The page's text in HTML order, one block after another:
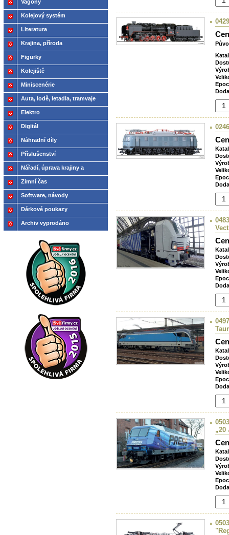
„20
Vagóny
Kolejový systém
Literatura
Krajina, příroda
Figurky
Kolejiště
Miniscenérie
Auta, lodě, letadla, tramvaje
Elektro
Digitál
Náhradní díly
Příslušenství
Nářadí, úprava krajiny a
modelů
Zimní čas
Software, návody
Dárkové poukazy
Archiv vyprodáno